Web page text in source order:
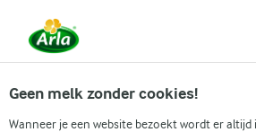
Vanaf 1 juni zijn DMK Group
Geen melk zonder cookies!
Wanneer je een website bezoekt wordt er